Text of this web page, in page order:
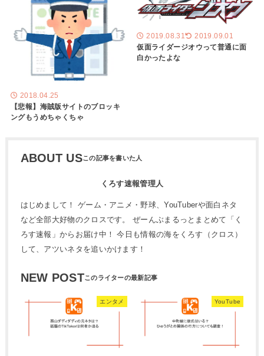
2018.04.25
【悲報】海賊版サイトのブロッキ
ングもうめちゃくちゃ
2019.08.31 2019.09.01
仮面ライダージオウって普通に面
白かったよな
ABOUT US
くろす速報管理人
はじめまして！ ゲーム・アニメ・野球、YouTuberや面白ネタ
など全部大好物のクロスです。 ぜーんぶまるっとまとめて「く
ろす速報」からお届け中！ 今日も情報の海をくろす（クロス）
して、アツいネタを追いかけます！
NEW POST
エンタメ YouTube